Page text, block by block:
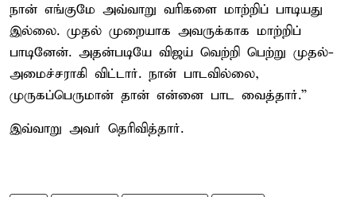
நான் எங்குமே அவ்வாறு வரிகளை மாற்றிப் பாடியது
இல்லை. முதல் முறையாக அவருக்காக மாற்றிப்
பாடினேன். அதன்படியே விஜய் வெற்றி பெற்று முதல்-
அமைச்சராகி விட்டார். நான் பாடவில்லை,
முருகப்பெருமான் தான் என்னை பாட வைத்தார்.”
இவ்வாறு அவர் தெரிவித்தார்.